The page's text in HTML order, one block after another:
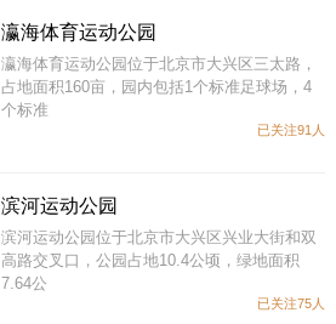
瀛海体育运动公园
瀛海体育运动公园位于北京市大兴区三太路，
占地面积160亩，园内包括1个标准足球场，4
个标准
已关注91人
滨河运动公园
滨河运动公园位于北京市大兴区兴业大街和双
高路交叉口，公园占地10.4公顷，绿地面积
7.64公
已关注75人